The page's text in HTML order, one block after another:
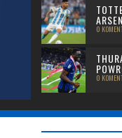
0
0